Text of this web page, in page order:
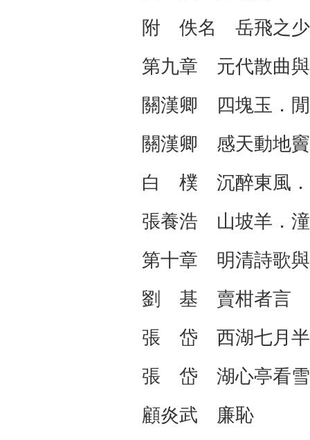
附 佚名 岳飛之
第九章 元代散曲
關漢卿 四塊玉
關漢卿 感天動地
白 樸 沉醉東風
張養浩 山坡羊
第十章 明清詩歌
劉 基 賣柑者
張 岱 西湖七月
張 岱 湖心亭看
顧炎武 廉恥